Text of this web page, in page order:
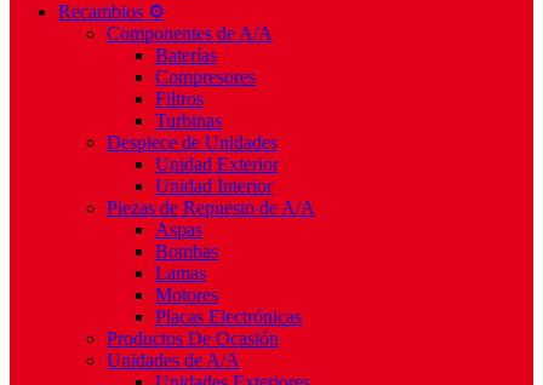
Recambios ⚙️
Componentes de A/A
Baterías
Compresores
Filtros
Turbinas
Despiece de Unidades
Unidad Exterior
Unidad Interior
Piezas de Repuesto de A/A
Aspas
Bombas
Lamas
Motores
Placas Electrónicas
Productos De Ocasión
Unidades de A/A